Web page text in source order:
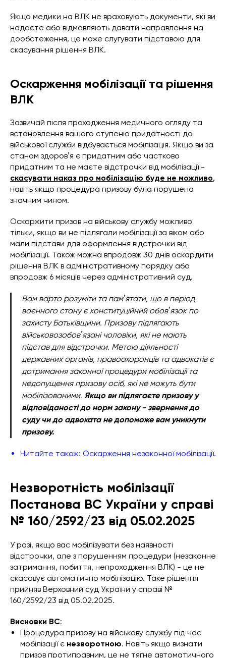
Якщо медики на ВЛК не враховують документи, які ви
надаєте або відмовляють давати направлення на
дообстеження, це може слугувати підставою для
скасування рішення ВЛК.
Оскарження мобілізації та рішення
ВЛК
Зазвичай після проходження медичного огляду та
встановлення вашого ступеню придатності до
військової служби відбувається мобілізація. Якщо ви за
станом здоровʼя є придатним або частково
придатним та не маєте відстрочки від мобілізації -
скасувати наказ про мобілізацію буде не можливо,
навіть якщо процедура призову була порушена
значним чином.
Оскаржити призов на військову службу можливо
тільки, якщо ви не підлягали мобілізації за віком або
мали підстави для оформлення відстрочки від
мобілізації. Також можна впродовж 30 днів оскардити
рішення ВЛК в адміністративному порядку або
впродовж 6 місяців через адміністративний суд.
Вам варто розуміти та памʼятати, що в період
воєнного стану є конституційний обовʼязок по
захисту Батьківщини. Призову підлягають
військовозобовʼязані чоловіки, які не мають
підстав для відстрочки. Метою діяльності
державних органів, правоохоронців та адвокатів є
дотримання законної процедури мобілізації та
недопущення призову осіб, які не можуть бути
мобілізованими. Якщо ви підлягаєте призову у
відповіданості до норм закону - звернення до
суду чи до адвоката не допоможе вам уникнути
призову.
Читайте також: Оскарження незаконної мобілізації.
Незворотність мобілізації
Постанова ВС України у справі
№ 160/2592/23 від 05.02.2025
У разі, якщо вас мобілізувати без наявності
відстрочки, але з порушенням процедури (незаконне
затримання, побиття, непроходження ВЛК) - це не
скасовує автоматично мобілізацію. Таке рішення
прийняв Верховний суд України у справі №
160/2592/23 від 05.02.2025.
Висновки ВС:
Процедура призову на військову службу під час
мобілізації є незворотною. Навіть якщо визнати
призов протиправним, це не тягне автоматичного